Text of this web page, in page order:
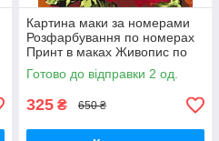
Картина маки за номерами
Розфарбування по номерах
Принт в маках Живопис по
номерам Brushme BS52284
Готово до відправки 2 од.
325 ₴ 650 ₴